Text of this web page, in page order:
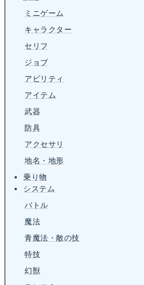
ミニゲーム
キャラクター
セリフ
ジョブ
アビリティ
アイテム
武器
防具
アクセサリ
地名・地形
乗り物
システム
バトル
魔法
青魔法・敵の技
特技
幻獣